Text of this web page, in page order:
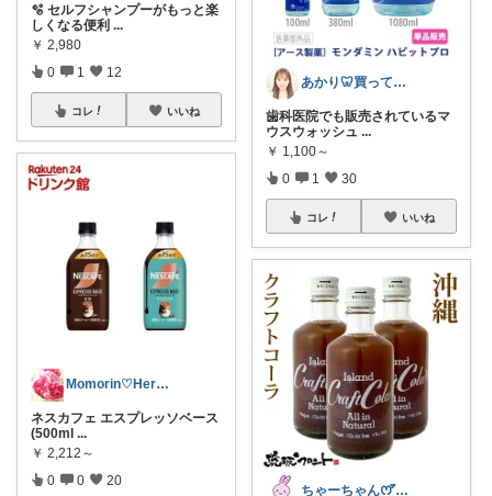
🫧 セルフシャンプーがもっと楽
しくなる便利 ...
￥ 2,980
0 1 12
コレ いいね
Momorin♡Herb Blender
ネスカフェ エスプレッソベース
(500ml ...
￥ 2,212～
0 0 20
あかり🦷買ってよかったもの
歯科医院でも販売されているマ
ウスウォッシュ ...
￥ 1,100～
0 1 30
コレ いいね
ちゃーちゃん‪ꯁꯧありがとう🫶🏻💕